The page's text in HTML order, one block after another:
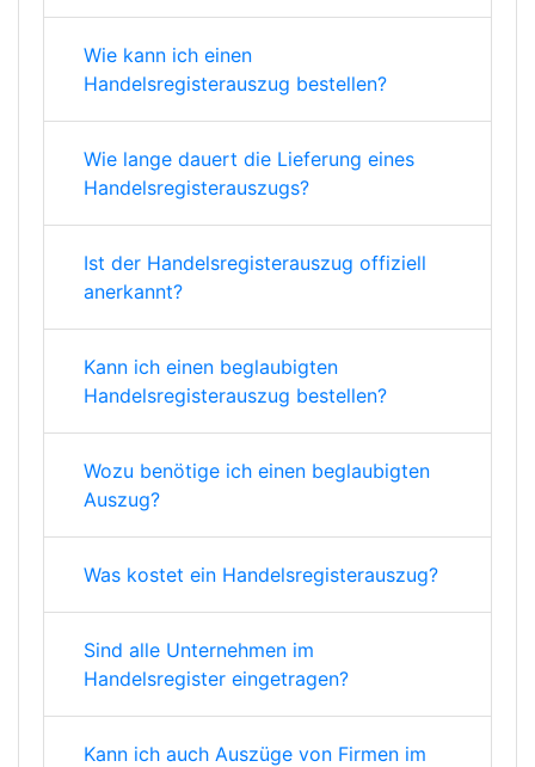
Wie kann ich einen
Handelsregisterauszug bestellen?
Wie lange dauert die Lieferung eines
Handelsregisterauszugs?
Ist der Handelsregisterauszug offiziell
anerkannt?
Kann ich einen beglaubigten
Handelsregisterauszug bestellen?
Wozu benötige ich einen beglaubigten
Auszug?
Was kostet ein Handelsregisterauszug?
Sind alle Unternehmen im
Handelsregister eingetragen?
Kann ich auch Auszüge von Firmen im